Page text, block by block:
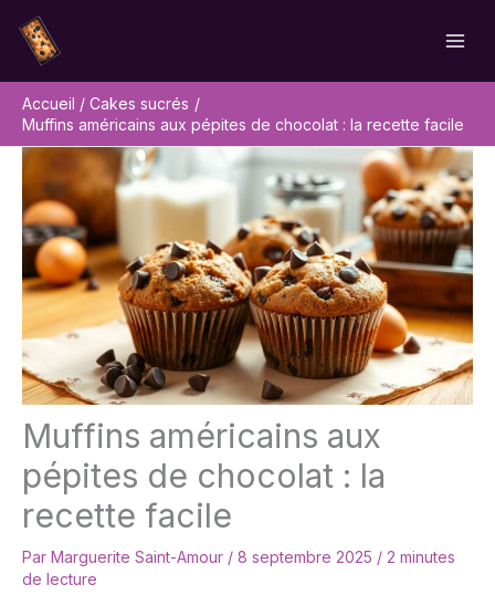
contenu
Accueil
Cakes sucrés
Muffins américains aux pépites de chocolat : la recette facile
Muffins américains aux
pépites de chocolat : la
recette facile
Par Marguerite Saint-Amour / 8 septembre 2025 / 2 minutes
de lecture
Rechercher